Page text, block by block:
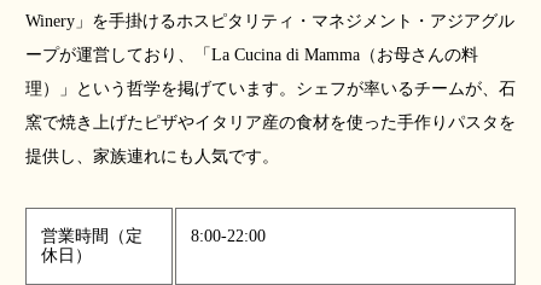
Winery」を手掛けるホスピタリティ・マネジメント・アジアグル
ープが運営しており、「La Cucina di Mamma（お母さんの料
理）」という哲学を掲げています。シェフが率いるチームが、石
窯で焼き上げたピザやイタリア産の食材を使った手作りパスタを
提供し、家族連れにも人気です。
営業時間（定
休日）
8:00-22:00